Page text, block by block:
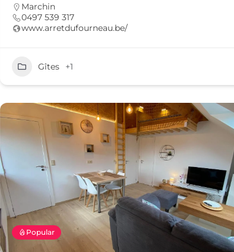
Marchin
0497 539 317
www.arretdufourneau.be/
Gîtes +1
Popular